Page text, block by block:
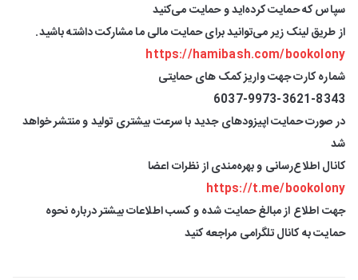
سپاس که حمایت کرده‌اید و حمایت می‌کنید
از طریق لینک زیر می‌توانید برای حمایت مالی ما مشارکت داشته باشید.
https://hamibash.com/bookolony
شماره کارت جهت واریز کمک های حمایتی
6037-9973-3621-8343
در صورت حمایت اپیزودهای جدید با سرعت بیشتری تولید و منتشر خواهد
شد
کانال اطلاع‌رسانی و بهره‌مندی از نظرات اعضا
https://t.me/bookolony
جهت اطلاع از مبالغ حمایت شده و کسب اطلاعات بیشتر درباره نحوه
حمایت به کانال تلگرامی مراجعه کنید